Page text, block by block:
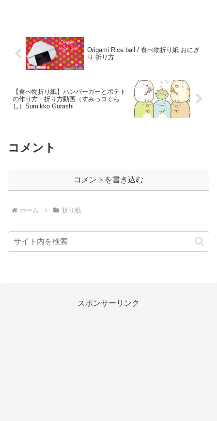
Origami Rice ball / 食べ物折り紙 おにぎ
り 折り方
【食べ物折り紙】ハンバーガーとポテト
の作り方・折り方動画（すみっコぐら
し）Sumikko Gurashi
コメント
コメントを書き込む
ホーム 折り紙
スポンサーリンク